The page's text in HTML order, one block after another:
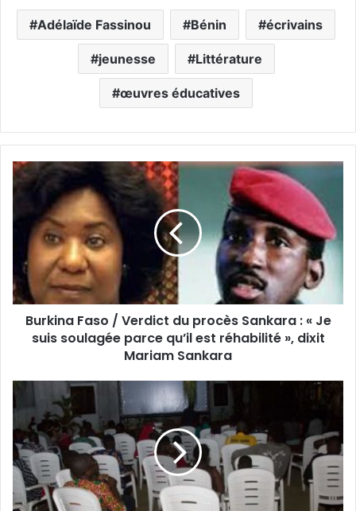
Adélaïde Fassinou Bénin écrivains
jeunesse Littérature
œuvres éducatives
Burkina Faso / Verdict du procès Sankara : « Je
suis soulagée parce qu’il est réhabilité », dixit
Mariam Sankara